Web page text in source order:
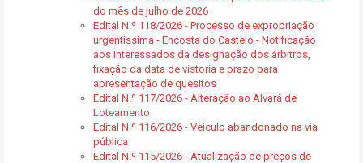
do mês de julho de 2026
Edital N.º 118/2026 - Processo de expropriação
urgentíssima - Encosta do Castelo - Notificação
aos interessados da designação dos árbitros,
fixação da data de vistoria e prazo para
apresentação de quesitos
Edital N.º 117/2026 - Alteração ao Alvará de
Loteamento
Edital N.º 116/2026 - Veículo abandonado na via
pública
Edital N.º 115/2026 - Atualização de preços de